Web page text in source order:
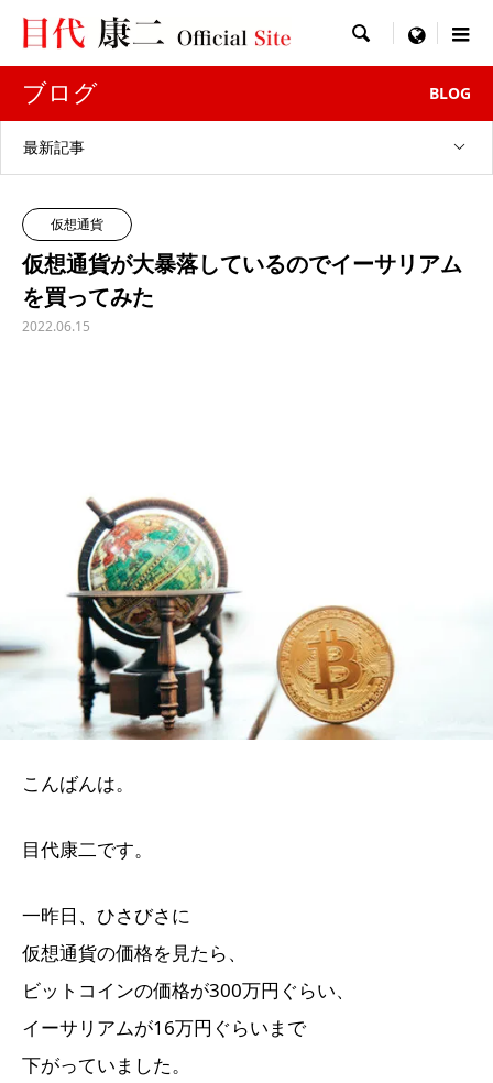
 menu
ブログ BLOG
最新記事
仮想通貨
仮想通貨が大暴落しているのでイーサリアム
を買ってみた
2022.06.15
こんばんは。
目代康二です。
一昨日、ひさびさに
仮想通貨の価格を見たら、
ビットコインの価格が300万円ぐらい、
イーサリアムが16万円ぐらいまで
下がっていました。